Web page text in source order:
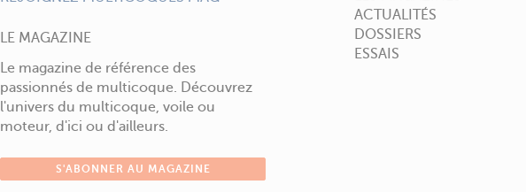
LE MAGAZINE
Le magazine de référence des
passionnés de multicoque. Découvrez
l'univers du multicoque, voile ou
moteur, d'ici ou d'ailleurs.
S'ABONNER AU MAGAZINE
ACTUALITÉS
DOSSIERS
ESSAIS